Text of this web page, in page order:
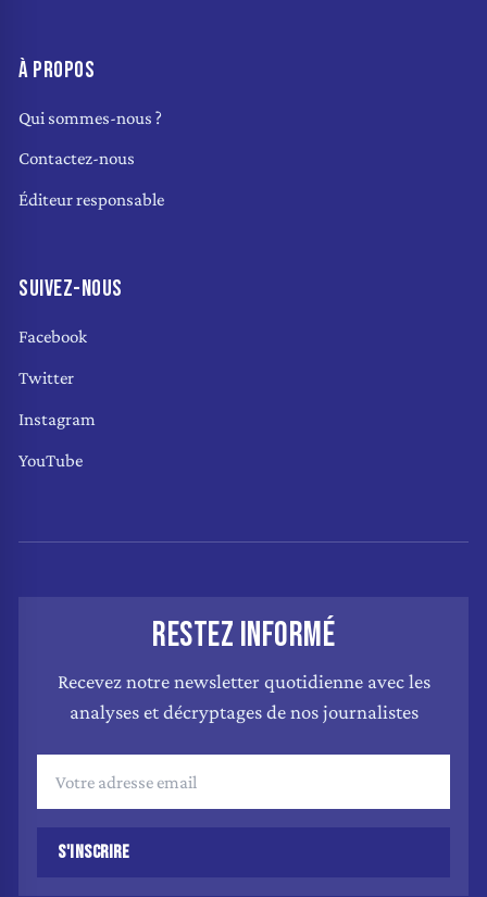
À PROPOS
Qui sommes-nous ?
Contactez-nous
Éditeur responsable
SUIVEZ-NOUS
Facebook
Twitter
Instagram
YouTube
RESTEZ INFORMÉ
Recevez notre newsletter quotidienne avec les
analyses et décryptages de nos journalistes
S'INSCRIRE